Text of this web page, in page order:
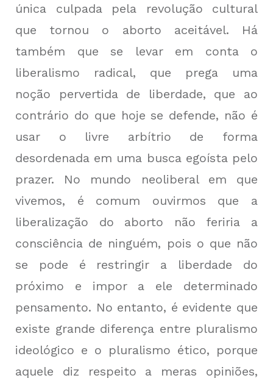
única culpada pela revolução cultural
que tornou o aborto aceitável. Há
também que se levar em conta o
liberalismo radical, que prega uma
noção pervertida de liberdade, que ao
contrário do que hoje se defende, não é
usar o livre arbítrio de forma
desordenada em uma busca egoísta pelo
prazer. No mundo neoliberal em que
vivemos, é comum ouvirmos que a
liberalização do aborto não feriria a
consciência de ninguém, pois o que não
se pode é restringir a liberdade do
próximo e impor a ele determinado
pensamento. No entanto, é evidente que
existe grande diferença entre pluralismo
ideológico e o pluralismo ético, porque
aquele diz respeito a meras opiniões,